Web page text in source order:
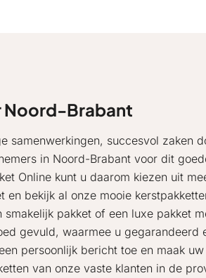
Noord-Brabant
samenwerkingen, succesvol zaken
in Noord-Brabant voor dit
Online kunt u daarom kiezen uit
bekijk al onze mooie
pakket of een luxe pakket
gevuld, waarmee u gegarandeerd
persoonlijk bericht toe en maak uw
van onze vaste klanten in de